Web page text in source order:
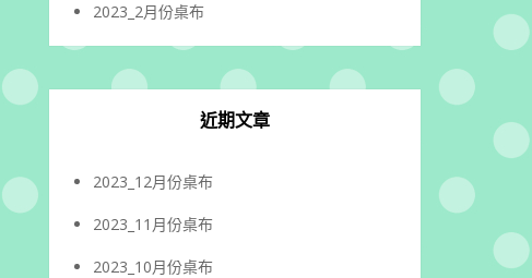
2023_2月份桌布
近期文章
2023_12月份桌布
2023_11月份桌布
2023_10月份桌布